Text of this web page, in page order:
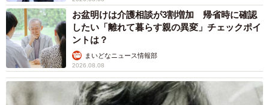
お盆明けは介護相談が3割増加 帰省時に確認
したい「離れて暮らす親の異変」チェックポイ
ントは？
まいどなニュース情報部
2026.08.08